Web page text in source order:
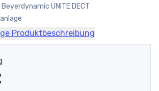
UNITE DECT
Produktbeschreibung